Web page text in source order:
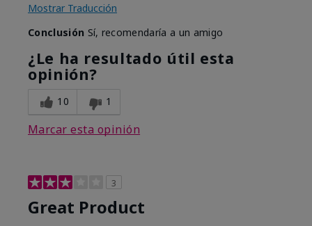
Mostrar Traducción
Conclusión Sí, recomendaría a un amigo
¿Le ha resultado útil esta
opinión?
10 1
Marcar esta opinión
3
Great Product